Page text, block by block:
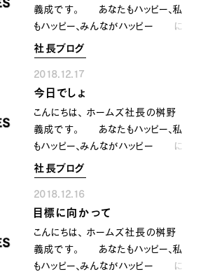
カタログ請求
今日もみなさんにとって 良き
一日となりますように〜‼️^_^
義成です。 あなたもハッピー、私
もハッピー、みんながハッピー に
なるために共に顔晴りましょう。
常に考える 人間の脳は楽な
方へと働いていくようです。 考え
る事もその一つで 考えること
が億劫になったり 邪魔くさくな
ってしまったり その問題が難しい
ほど思考を放棄し楽な方へと。。
でもそこから進化向上は生まれな
い。 逃げないで常に考え 向
かって行く。 そこから道は開け
て行くし そこに真の楽しさが
ある。 常に考える癖をつける
その習慣が大事なんだと思いま
す〜‼️^_^
社長ブログ
2018.12.17
今日でしょ
こんにちは、 ホームズ社長の桝野
義成です。 あなたもハッピー、私
もハッピー、みんながハッピー に
なるために共に顔晴りましょう。
今日はもう１７日 ２０１８年の
仕事も残り二週間ほどと なっ
てきましたね〜。。 年内の事は
年内にやっておきたいと思うのです
が 何かと気忙しいこの時期
ちょっと気合いを入れて顔晴らね
社長ブログ
2018.12.16
目標に向かって
こんにちは、 ホームズ社長の桝野
義成です。 あなたもハッピー、私
もハッピー、みんながハッピー に